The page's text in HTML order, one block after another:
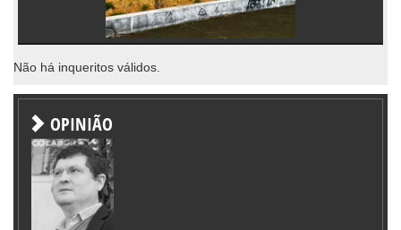
Não há inqueritos válidos.
OPINIÃO